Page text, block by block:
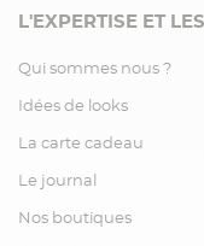
L'EXPERTISE ET
Qui sommes nous ?
Idées de looks
La carte cadeau
Le journal
Nos boutiques